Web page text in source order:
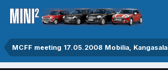
MCFF meeting 17.05.2008 Mobilia, Kangasala